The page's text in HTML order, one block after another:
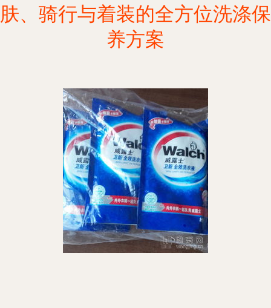
肤、骑行与着装的全方位洗涤保
养方案